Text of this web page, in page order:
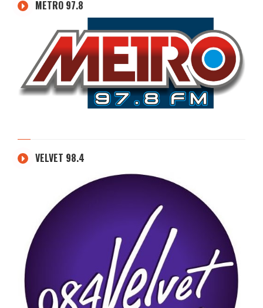
METRO 97.8
VELVET 98.4